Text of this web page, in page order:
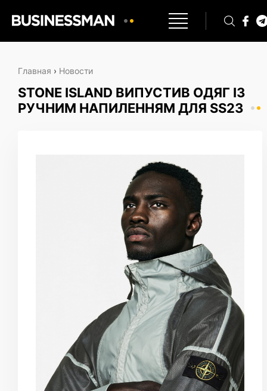
Главная › Новости
STONE ISLAND ВИПУСТИВ ОДЯГ ІЗ
РУЧНИМ НАПИЛЕННЯМ ДЛЯ SS23